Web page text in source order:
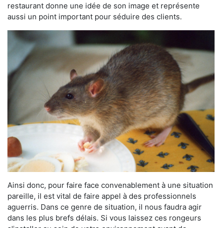
restaurant donne une idée de son image et représente
aussi un point important pour séduire des clients.
Ainsi donc, pour faire face convenablement à une situation
pareille, il est vital de faire appel à des professionnels
aguerris. Dans ce genre de situation, il nous faudra agir
dans les plus brefs délais. Si vous laissez ces rongeurs